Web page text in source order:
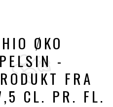
ØKO
-
FRA
CL. PR. FL.